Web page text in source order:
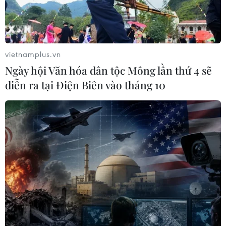
người
04/08/2026 10:17
CƠ QUAN CHỦ QUẢN: THÔNG TẤN XÃ VIỆT NAM
Tổng Biên tập: TRẦN TIẾN DUẨN
Phó Tổng Biên tập: NGUYỄN THỊ TÁM, KHÚC THANH
THỦY
Sở hữu trí tuệ
Quy định sử dụng
vietnamplus.vn
Ngày hội Văn hóa dân tộc Mông lần thứ 4 sẽ
diễn ra tại Điện Biên vào tháng 10